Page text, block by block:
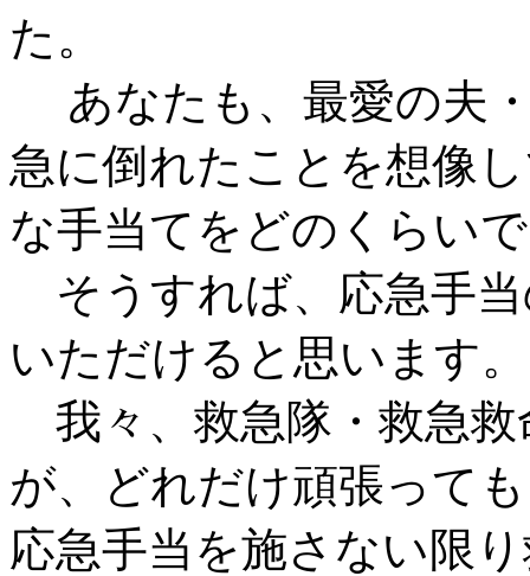
た。
あなたも、最愛の夫
急に倒れたことを想像
な手当てをどのくらい
そうすれば、応急手
いただけると思います。
我々、救急隊・救急救
が、どれだけ頑張って
応急手当を施さない限